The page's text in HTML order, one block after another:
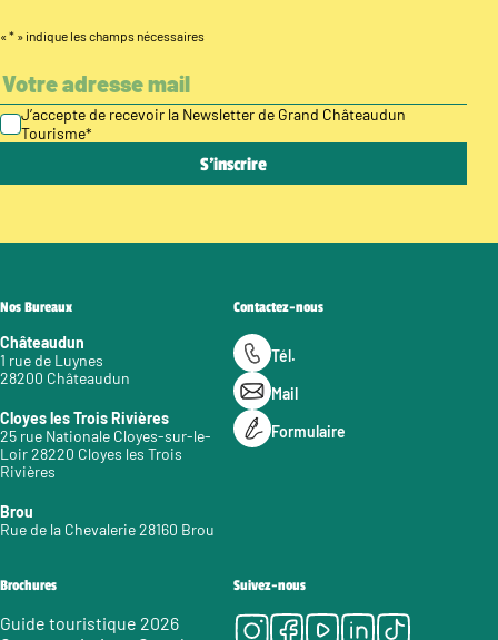
« * » indique les champs nécessaires
J’accepte de recevoir la Newsletter de Grand Châteaudun
Tourisme*
Nos Bureaux
Châteaudun
1 rue de Luynes
28200 Châteaudun
Cloyes les Trois Rivières
25 rue Nationale Cloyes-sur-le-
Loir 28220 Cloyes les Trois
Rivières
Brou
Rue de la Chevalerie 28160 Brou
Contactez-nous
Tél.
Mail
Formulaire
Brochures
Guide touristique 2026
Suivez-nous
Instagram
Facebook
Youtube
LinkedIn
Tiktok